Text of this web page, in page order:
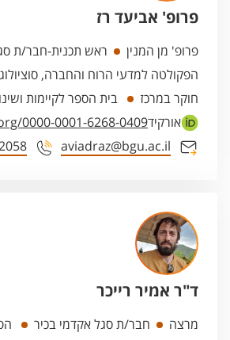
פרופ' אביעד רז
פרופ' מן המנין
ראש תכנית-חבר/ת
הפקולטה למדעי הרוח והחברה,
חוקר במרכז
בית הספר לקיימות
אורקיד0000-0001-6268-0409
aviadraz@bgu.ac.il
ד"ר אמיר רייכר
מרצה חבר/ת סגל אקדמי בכיר